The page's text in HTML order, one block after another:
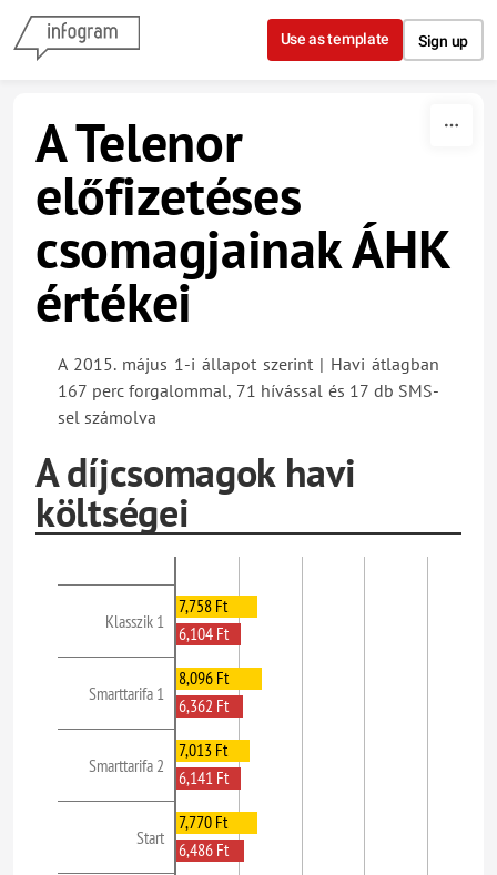
Skip to content
Use as template Sign up
A Telenor
előfizetéses
csomagjainak ÁHK
értékei
A 2015. május 1-i állapot szerint | Havi átlagban
167 perc forgalommal, 71 hívással és 17 db SMS-
sel számolva
A díjcsomagok havi
költségei
Klasszik 1
Smarttarifa 1
Smarttarifa 2
Start
7,758 Ft
6,104 Ft
8,096 Ft
6,362 Ft
7,013 Ft
6,141 Ft
7,770 Ft
6,486 Ft